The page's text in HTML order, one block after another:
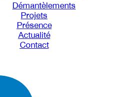
Démantèlements
Projets
Présence
Actualité
Contact